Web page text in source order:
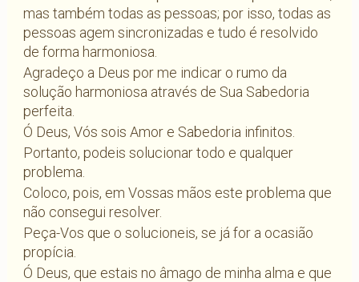
mas também todas as pessoas; por isso, todas as
pessoas agem sincronizadas e tudo é resolvido
de forma harmoniosa.
Agradeço a Deus por me indicar o rumo da
solução harmoniosa através de Sua Sabedoria
perfeita.
Ó Deus, Vós sois Amor e Sabedoria infinitos.
Portanto, podeis solucionar todo e qualquer
problema.
Coloco, pois, em Vossas mãos este problema que
não consegui resolver.
Peça-Vos que o solucioneis, se já for a ocasião
propícia.
Ó Deus, que estais no âmago de minha alma e que